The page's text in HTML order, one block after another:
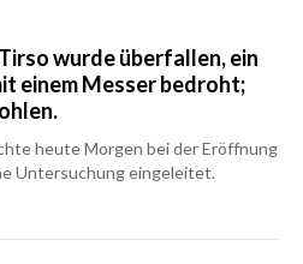
wurde überfallen, ein
einem Messer bedroht;
heute Morgen bei der Eröffnung
Untersuchung eingeleitet.